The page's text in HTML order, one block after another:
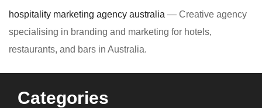
hospitality marketing agency australia — Creative agency
specialising in branding and marketing for hotels,
restaurants, and bars in Australia.
Categories